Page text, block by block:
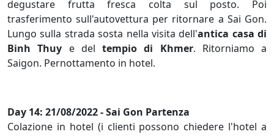
degustare frutta fresca colta sul posto. Poi
trasferimento sull'autovettura per ritornare a Sai Gon.
Lungo sulla strada sosta nella visita dell'antica casa di
Binh Thuy e del tempio di Khmer. Ritorniamo a
Saigon. Pernottamento in hotel.
Day 14: 21/08/2022 - Sai Gon Partenza
Colazione in hotel (i clienti possono chiedere l'hotel a